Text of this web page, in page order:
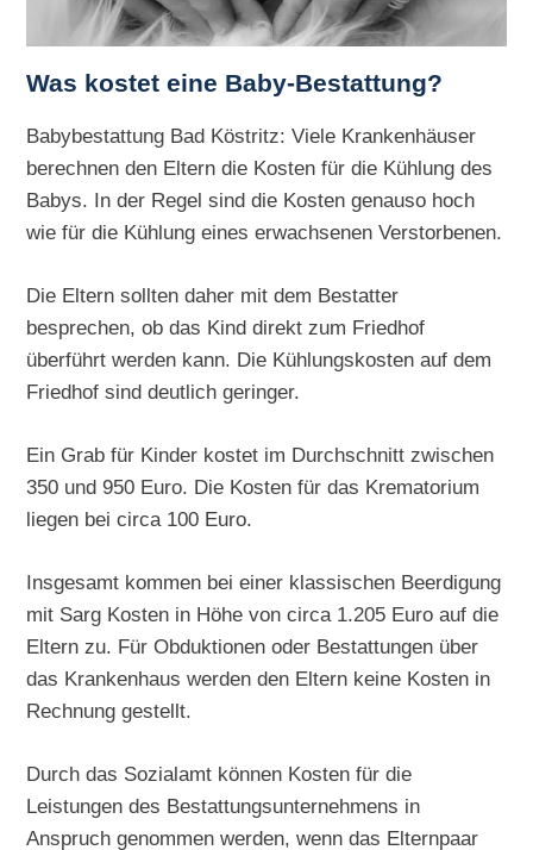
Was kostet eine Baby-Bestattung?
Babybestattung Bad Köstritz: Viele Krankenhäuser
berechnen den Eltern die Kosten für die Kühlung des
Babys. In der Regel sind die Kosten genauso hoch
wie für die Kühlung eines erwachsenen Verstorbenen.
Die Eltern sollten daher mit dem Bestatter
besprechen, ob das Kind direkt zum Friedhof
überführt werden kann. Die Kühlungskosten auf dem
Friedhof sind deutlich geringer.
Ein Grab für Kinder kostet im Durchschnitt zwischen
350 und 950 Euro. Die Kosten für das Krematorium
liegen bei circa 100 Euro.
Insgesamt kommen bei einer klassischen Beerdigung
mit Sarg Kosten in Höhe von circa 1.205 Euro auf die
Eltern zu. Für Obduktionen oder Bestattungen über
das Krankenhaus werden den Eltern keine Kosten in
Rechnung gestellt.
Durch das Sozialamt können Kosten für die
Leistungen des Bestattungsunternehmens in
Anspruch genommen werden, wenn das Elternpaar